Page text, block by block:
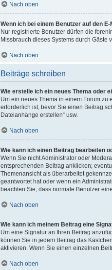
Nach oben
Wenn ich bei einem Benutzer auf den
Nur registrierte Benutzer dürfen die
Missbrauch dieses Systems durch Gäste
Nach oben
Beiträge schreiben
Wie erstelle ich ein neues Thema oder
Um ein neues Thema in einem Forum zu
erforderlich ist, bevor Sie einen Beitrag
Dateianhänge erstellen“ usw.
Nach oben
Wie kann ich einen Beitrag bearbeiten
Wenn Sie nicht Administrator oder
entsprechenden Beitrag anklicken;
Themenansicht als überarbeitet
geantwortet hat oder wenn ein
beachten Sie, dass normale Benutzer
Nach oben
Wie kann ich meinem Beitrag eine
Um eine Signatur an Ihren Beitrag
können Sie in jedem Beitrag das
aktivieren. Wenn Sie einen einzelnen
Nach oben